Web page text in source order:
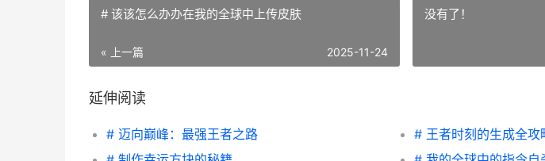
# 该该怎么办办在我的全球中上传皮肤
« 上一篇 2025-11-24
没有了！
延伸阅读
# 迈向巅峰：最强王者之路
# 王者时刻的生成全攻